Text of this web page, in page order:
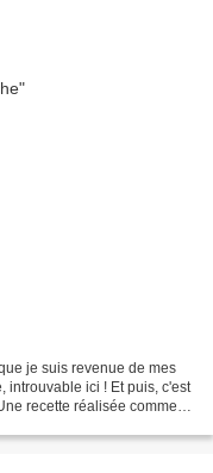
je suis revenue de mes
introuvable ici ! Et puis, c'est
recette réalisée comme